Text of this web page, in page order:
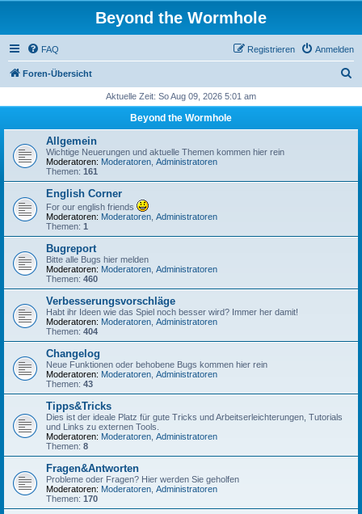
Beyond the Wormhole
FAQ Anmelden
Registrieren
Foren-Übersicht
h
Aktuelle Zeit: So Aug 09, 2026 5:01 am
Beyond the Wormhole
Allgemein
Wichtige Neuerungen und aktuelle Themen kommen hier rein
Moderatoren: Moderatoren Administratoren
Themen: 161
English Corner
For our english friends
Moderatoren: Moderatoren Administratoren
Themen: 1
Bugreport
Bitte alle Bugs hier melden
Moderatoren: Moderatoren Administratoren
Themen: 460
Verbesserungsvorschläge
Habt ihr Ideen wie das Spiel noch besser wird? Immer her damit!
Moderatoren: Moderatoren Administratoren
Themen: 404
Changelog
Neue Funktionen oder behobene Bugs kommen hier rein
Moderatoren: Moderatoren Administratoren
Themen: 43
Tipps&Tricks
Dies ist der ideale Platz für gute Tricks und Arbeitserleichterungen, Tutorials
und Links zu externen Tools.
Moderatoren: Moderatoren Administratoren
Themen: 8
Fragen&Antworten
Probleme oder Fragen? Hier werden Sie geholfen
Moderatoren: Moderatoren Administratoren
Themen: 170